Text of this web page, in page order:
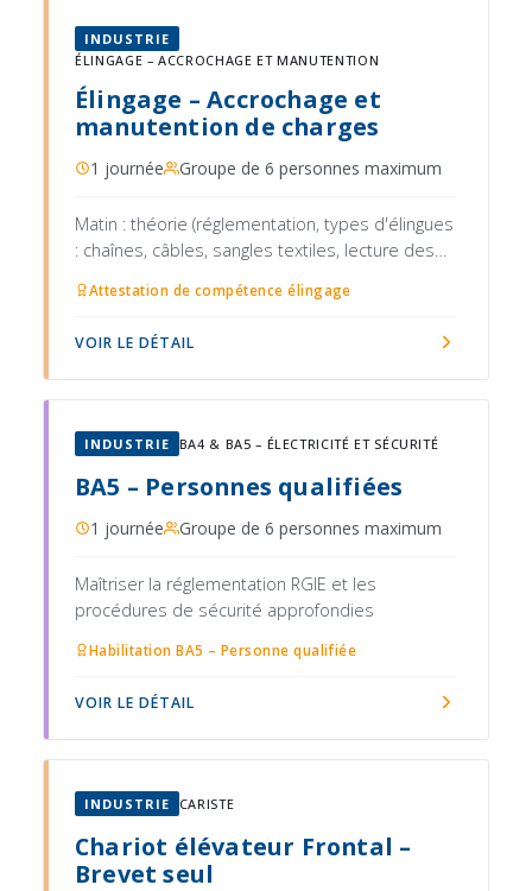
INDUSTRIE
ÉLINGAGE – ACCROCHAGE ET MANUTENTION
Élingage – Accrochage et
manutention de charges
1 journée Groupe de 6 personnes maximum
Matin : théorie (réglementation, types d'élingues
: chaînes, câbles, sangles textiles, lecture des
d'élingage et perte de capacité, vérification des
accessoires, signaux gestuels normalisés)
Attestation de compétence élingage
VOIR LE DÉTAIL
INDUSTRIE BA4 & BA5 – ÉLECTRICITÉ ET SÉCURITÉ
BA5 – Personnes qualifiées
1 journée Groupe de 6 personnes maximum
Maîtriser la réglementation RGIE et les
procédures de sécurité approfondies
Habilitation BA5 – Personne qualifiée
VOIR LE DÉTAIL
INDUSTRIE CARISTE
Chariot élévateur Frontal –
Brevet seul